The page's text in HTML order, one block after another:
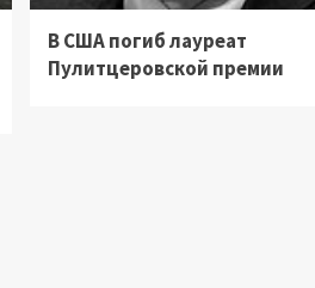
В США погиб лауреат
Пулитцеровской премии